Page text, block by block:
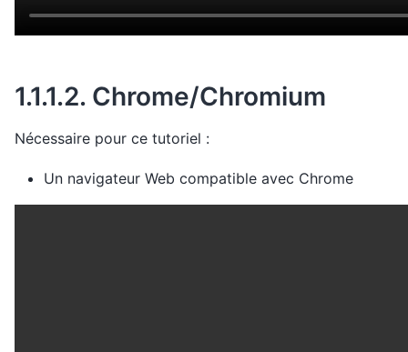
1.1.1.2. Chrome/Chromium
Nécessaire pour ce tutoriel :
Un navigateur Web compatible avec Chrome